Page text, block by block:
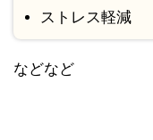
ストレス軽減
などなど